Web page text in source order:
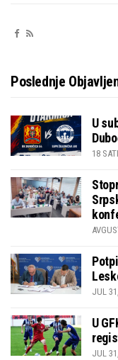
Poslednje
U
18
JUL
U
JUL